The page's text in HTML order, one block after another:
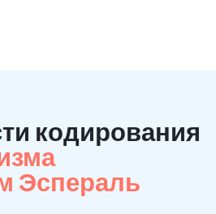
кодирования
Эспераль